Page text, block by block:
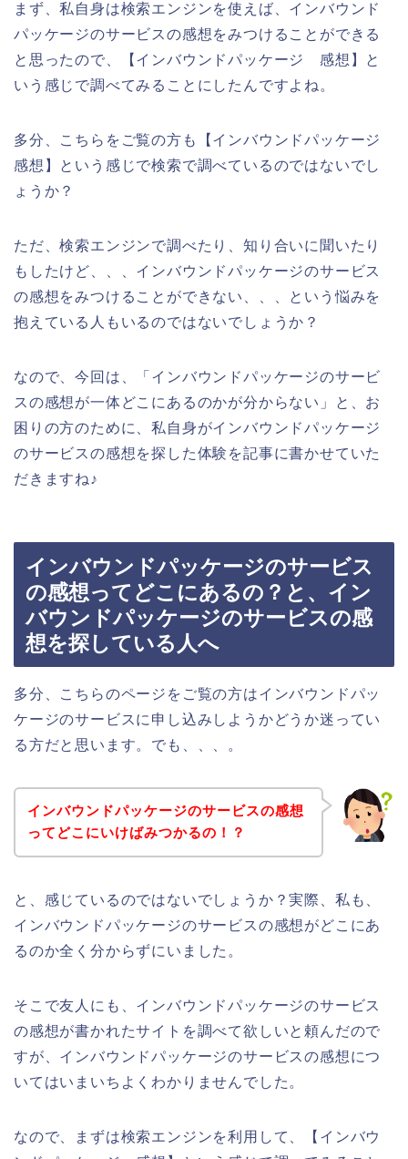
まず、私自身は検索エンジンを使えば、インバウンド
パッケージのサービスの感想をみつけることができる
と思ったので、【インバウンドパッケージ 感想】と
いう感じで調べてみることにしたんですよね。
多分、こちらをご覧の方も【インバウンドパッケージ
感想】という感じで検索で調べているのではないでし
ょうか？
ただ、検索エンジンで調べたり、知り合いに聞いたり
もしたけど、、、インバウンドパッケージのサービス
の感想をみつけることができない、、、という悩みを
抱えている人もいるのではないでしょうか？
なので、今回は、「インバウンドパッケージのサービ
スの感想が一体どこにあるのかが分からない」と、お
困りの方のために、私自身がインバウンドパッケージ
のサービスの感想を探した体験を記事に書かせていた
だきますね♪
インバウンドパッケージのサービス
の感想ってどこにあるの？と、イン
バウンドパッケージのサービスの感
想を探している人へ
多分、こちらのページをご覧の方はインバウンドパッ
ケージのサービスに申し込みしようかどうか迷ってい
る方だと思います。でも、、、。
インバウンドパッケージのサービスの感想
ってどこにいけばみつかるの！？
と、感じているのではないでしょうか？実際、私も、
インバウンドパッケージのサービスの感想がどこにあ
るのか全く分からずにいました。
そこで友人にも、インバウンドパッケージのサービス
の感想が書かれたサイトを調べて欲しいと頼んだので
すが、インバウンドパッケージのサービスの感想につ
いてはいまいちよくわかりませんでした。
なので、まずは検索エンジンを利用して、【インバウ